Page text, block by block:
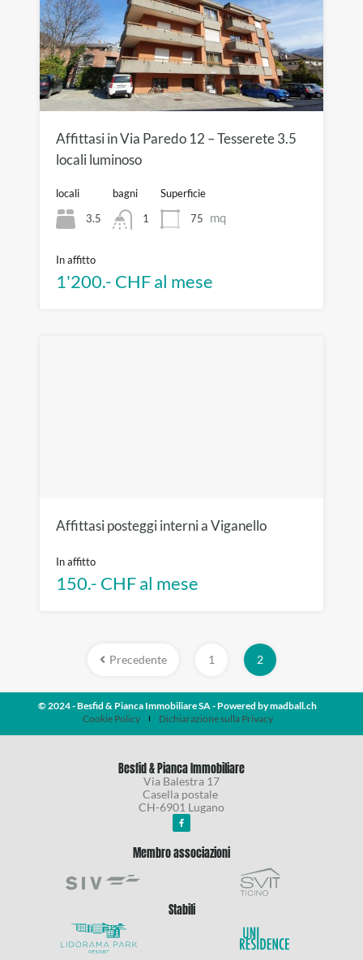
Affittasi in Via Paredo 12 – Tesserete 3.5
locali luminoso
locali
3.5
bagni
1
Superficie
75
mq
In affitto
1'200.- CHF al mese
Affittasi posteggi interni a Viganello
In affitto
150.- CHF al mese
Precedente 1 2
© 2024 - Besfid & Pianca Immobiliare SA - Powered bymadball.ch
Cookie Policy
Dichiarazione sulla Privacy
Besfid & Pianca Immobiliare
Via Balestra 17
Casella postale
CH-6901 Lugano
Membro associazioni
Stabili